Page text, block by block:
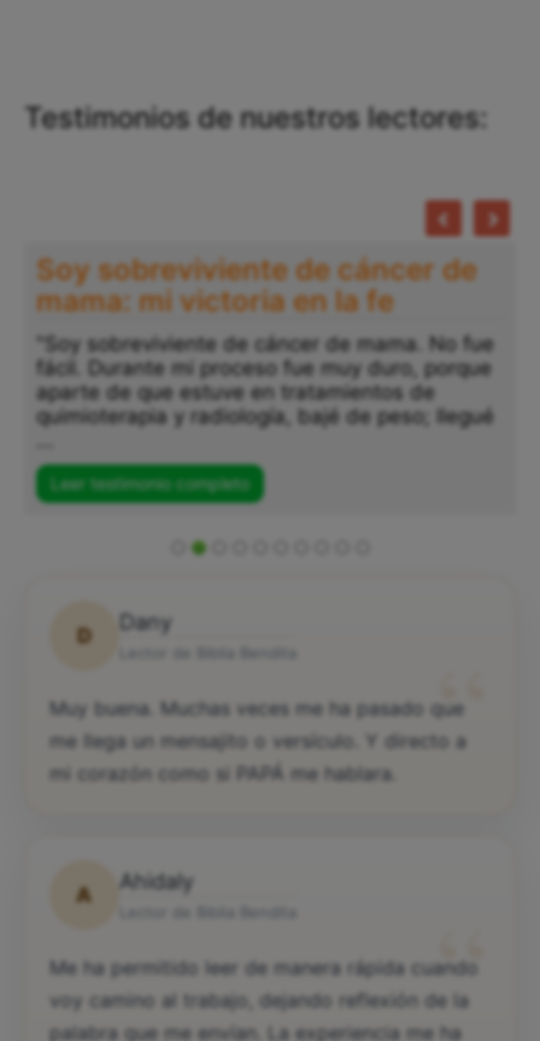
Testimonios de nuestros lectores:
Soy sobreviviente de cáncer de
mama: mi victoria en la fe
"Soy sobreviviente de cáncer de mama. No fue
fácil. Durante mi proceso fue muy duro, porque
aparte de que estuve en tratamientos de
quimioterapia y radiología, bajé de peso; llegué
Leer testimonio completo
D
Dany
“
Muy buena. Muchas veces me ha pasado que
me llega un mensajito o versículo. Y directo a
mi corazón como si PAPÁ me hablara.
A
Ahidaly
“
Me ha permitido leer de manera rápida cuando
voy camino al trabajo, dejando reflexión de la
palabra que me envían. La experiencia me ha